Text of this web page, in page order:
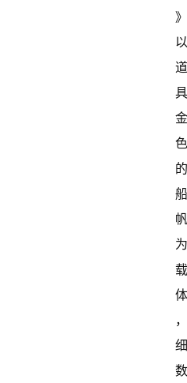
》
以
道
具
金
色
的
船
帆
为
载
体
，
细
数